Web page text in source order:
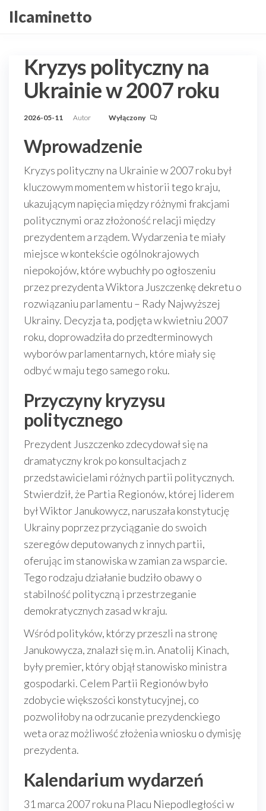
Przejdź
doIlcaminetto
Kryzys polityczny na
Ukrainie w 2007 roku
2026-05-11 Autor Wyłączony
Wprowadzenie
Kryzys polityczny na Ukrainie w 2007 roku był
kluczowym momentem w historii tego kraju,
ukazującym napięcia między różnymi frakcjami
politycznymi oraz złożoność relacji między
prezydentem a rządem. Wydarzenia te miały
miejsce w kontekście ogólnokrajowych
niepokojów, które wybuchły po ogłoszeniu
przez prezydenta Wiktora Juszczenkę dekretu o
rozwiązaniu parlamentu – Rady Najwyższej
Ukrainy. Decyzja ta, podjęta w kwietniu 2007
roku, doprowadziła do przedterminowych
wyborów parlamentarnych, które miały się
odbyć w maju tego samego roku.
Przyczyny kryzysu
politycznego
Prezydent Juszczenko zdecydował się na
dramatyczny krok po konsultacjach z
przedstawicielami różnych partii politycznych.
Stwierdził, że Partia Regionów, której liderem
był Wiktor Janukowycz, naruszała konstytucję
Ukrainy poprzez przyciąganie do swoich
szeregów deputowanych z innych partii,
oferując im stanowiska w zamian za wsparcie.
Tego rodzaju działanie budziło obawy o
stabilność polityczną i przestrzeganie
demokratycznych zasad w kraju.
Wśród polityków, którzy przeszli na stronę
Janukowycza, znalazł się m.in. Anatolij Kinach,
były premier, który objął stanowisko ministra
gospodarki. Celem Partii Regionów było
zdobycie większości konstytucyjnej, co
pozwoliłoby na odrzucanie prezydenckiego
weta oraz możliwość złożenia wniosku o dymisję
prezydenta.
Kalendarium wydarzeń
31 marca 2007 roku na Placu Niepodległości w